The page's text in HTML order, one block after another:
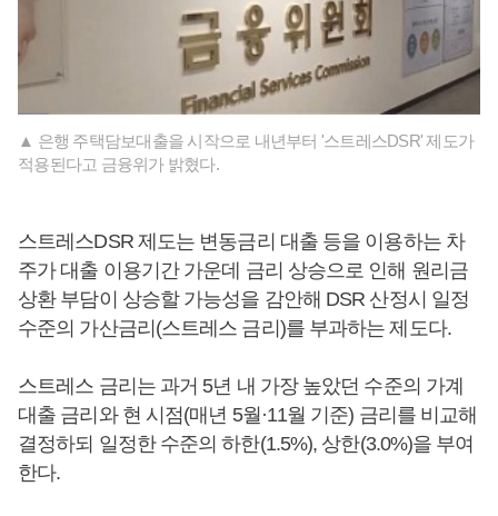
▲ 은행 주택담보대출을 시작으로 내년부터 '스트레스DSR' 제도가
적용된다고 금융위가 밝혔다.
스트레스DSR 제도는 변동금리 대출 등을 이용하는 차
주가 대출 이용기간 가운데 금리 상승으로 인해 원리금
상환 부담이 상승할 가능성을 감안해 DSR 산정시 일정
수준의 가산금리(스트레스 금리)를 부과하는 제도다.
스트레스 금리는 과거 5년 내 가장 높았던 수준의 가계
대출 금리와 현 시점(매년 5월·11월 기준) 금리를 비교해
결정하되 일정한 수준의 하한(1.5%), 상한(3.0%)을 부여
한다.